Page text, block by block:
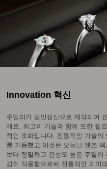
Innovation 혁신
주얼리가 장인정신으로 제작되어
재료, 최고의 기술과 함께 또한 필
적인 조화입니다. 전통적인 기술
를 거듭했고 이것은 오늘날 엔조
보다 정밀하고 완성도 높은 주얼
감히 적용함으로써 전통적인 의미